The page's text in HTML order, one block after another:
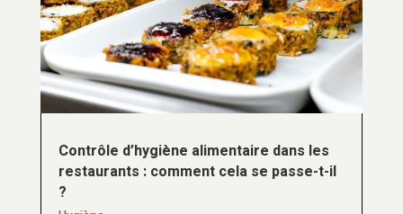
Contrôle d’hygiène alimentaire dans les
restaurants : comment cela se passe-t-il
?